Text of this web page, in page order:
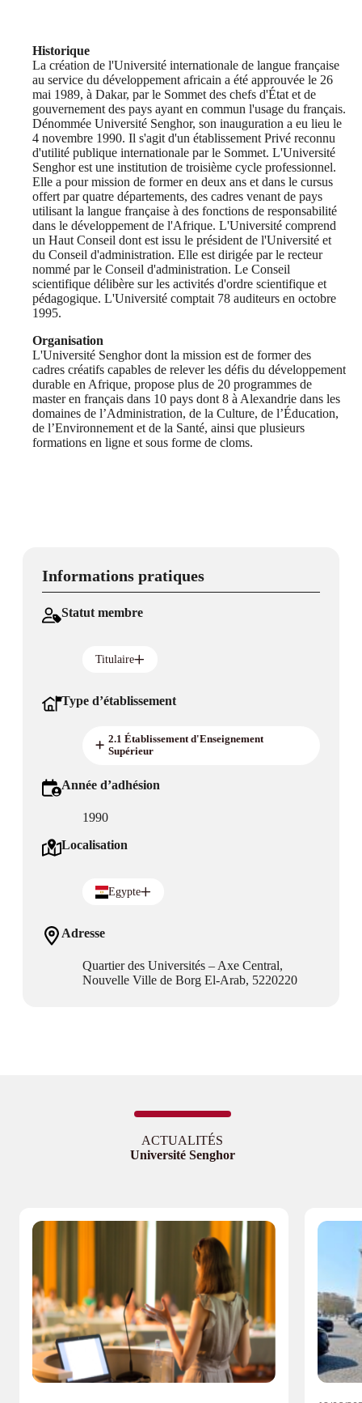
Historique
La création de l'Université internationale de langue française
au service du développement africain a été approuvée le 26
mai 1989, à Dakar, par le Sommet des chefs d'État et de
gouvernement des pays ayant en commun l'usage du français.
Dénommée Université Senghor, son inauguration a eu lieu le
4 novembre 1990. Il s'agit d'un établissement Privé reconnu
d'utilité publique internationale par le Sommet. L'Université
Senghor est une institution de troisième cycle professionnel.
Elle a pour mission de former en deux ans et dans le cursus
offert par quatre départements, des cadres venant de pays
utilisant la langue française à des fonctions de responsabilité
dans le développement de l'Afrique. L'Université comprend
un Haut Conseil dont est issu le président de l'Université et
du Conseil d'administration. Elle est dirigée par le recteur
nommé par le Conseil d'administration. Le Conseil
scientifique délibère sur les activités d'ordre scientifique et
pédagogique. L'Université comptait 78 auditeurs en octobre
1995.
Organisation
L'Université Senghor dont la mission est de former des
cadres créatifs capables de relever les défis du développement
durable en Afrique, propose plus de 20 programmes de
master en français dans 10 pays dont 8 à Alexandrie dans les
domaines de l’Administration, de la Culture, de l’Éducation,
de l’Environnement et de la Santé, ainsi que plusieurs
formations en ligne et sous forme de cloms.
Informations pratiques
Statut membre
Titulaire
Type d’établissement
2.1 Établissement d'Enseignement
Supérieur
Année d’adhésion
1990
Localisation
Egypte
Adresse
Quartier des Universités – Axe Central,
Nouvelle Ville de Borg El-Arab, 5220220
ACTUALITÉS
Université Senghor